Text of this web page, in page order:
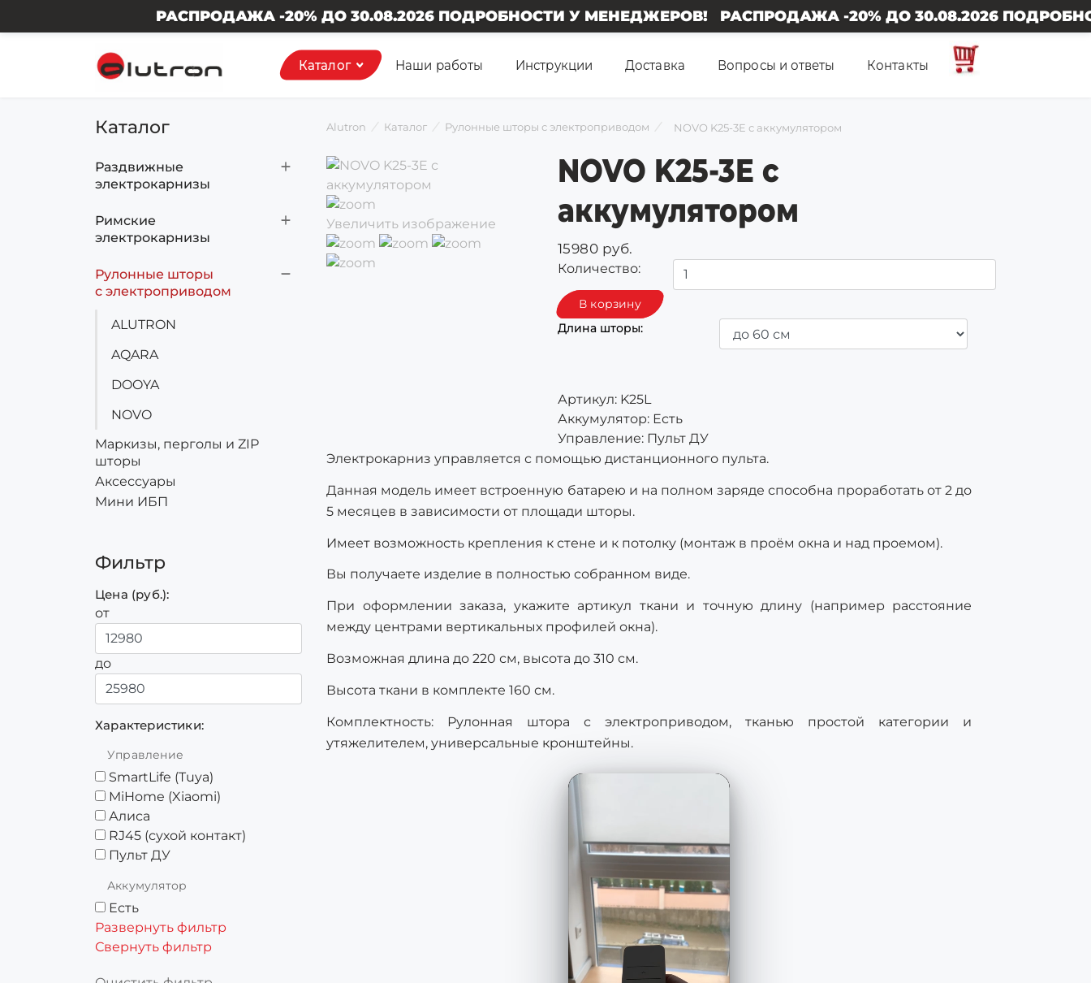
Каталог Наши работы Инструкции Доставка Вопросы и ответы Контакты
Каталог
Раздвижные
электрокарнизы
ALUTRON
A-OK
AQARA
Римские
электрокарнизы
DOOYA
NOVO
Рулонные шторы
с электроприводом
ALUTRON
AQARA
DOOYA
NOVO
Маркизы, перголы и ZIP
шторы
Аксессуары
Мини ИБП
Фильтр
Цена (руб.):
от
до
Характеристики:
Управление
SmartLife (Tuya)
MiHome (Xiaomi)
Алиса
RJ45 (сухой контакт)
Пульт ДУ
Аккумулятор
Есть
Развернуть фильтр
Свернуть фильтр
Alutron Каталог Рулонные шторы с электроприводом NOVO K25-3E с аккумулятором
РАСПРОДАЖА -20% ДО 30.08.2026 ПОДРОБНОСТИ У МЕНЕДЖЕРОВ! РАСПРОДАЖА -20% ДО 30.08.2026 ПОДРОБНОСТИ У
Увеличить изображение
NOVO K25-3E с
аккумулятором
15980 руб.
Количество:
Длина шторы:
Артикул: K25L
Аккумулятор: Есть
Управление: Пульт ДУ
Электрокарниз управляется с помощью дистанционного пульта.
Данная модель имеет встроенную батарею и на полном заряде способна проработать от 2 до
5 месяцев в зависимости от площади шторы.
Имеет возможность крепления к стене и к потолку (монтаж в проём окна и над проемом).
Вы получаете изделие в полностью собранном виде.
При оформлении заказа, укажите артикул ткани и точную длину (например расстояние
между центрами вертикальных профилей окна).
Возможная длина до 220 см, высота до 310 см.
Высота ткани в комплекте 160 см.
Комплектность: Рулонная штора с электроприводом, тканью простой категории и
утяжелителем, универсальные кронштейны.